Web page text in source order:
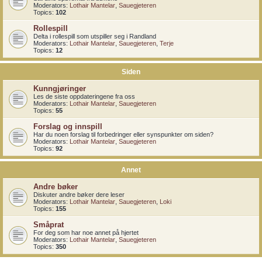
Moderators: Lothair Mantelar Sauegjeteren
Topics: 102
Rollespill
Delta i rollespill som utspiller seg i Randland
Moderators: Lothair Mantelar Sauegjeteren Terje
Topics: 12
Siden
Kunngjøringer
Les de siste oppdateringene fra oss
Moderators: Lothair Mantelar Sauegjeteren
Topics: 55
Forslag og innspill
Har du noen forslag til forbedringer eller synspunkter om siden?
Moderators: Lothair Mantelar Sauegjeteren
Topics: 92
Annet
Andre bøker
Diskuter andre bøker dere leser
Moderators: Lothair Mantelar Sauegjeteren Loki
Topics: 155
Småprat
For deg som har noe annet på hjertet
Moderators: Lothair Mantelar Sauegjeteren
Topics: 350